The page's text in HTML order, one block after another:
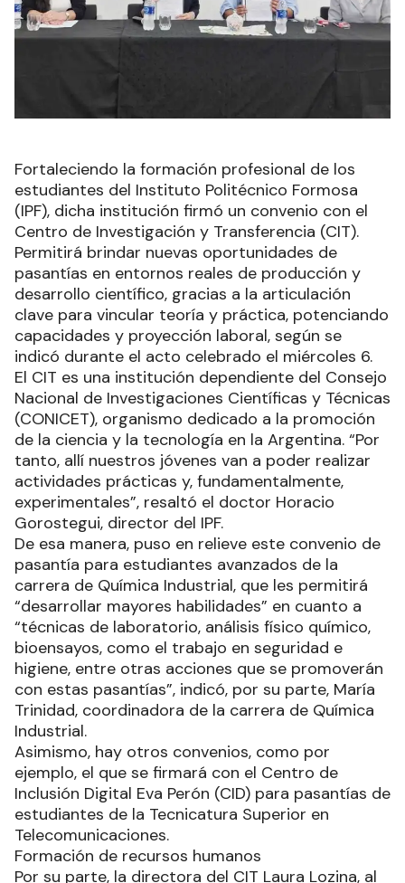
Fortaleciendo la formación profesional de los
estudiantes del Instituto Politécnico Formosa
(IPF), dicha institución firmó un convenio con el
Centro de Investigación y Transferencia (CIT).
Permitirá brindar nuevas oportunidades de
pasantías en entornos reales de producción y
desarrollo científico, gracias a la articulación
clave para vincular teoría y práctica, potenciando
capacidades y proyección laboral, según se
indicó durante el acto celebrado el miércoles 6.
El CIT es una institución dependiente del Consejo
Nacional de Investigaciones Científicas y Técnicas
(CONICET), organismo dedicado a la promoción
de la ciencia y la tecnología en la Argentina. “Por
tanto, allí nuestros jóvenes van a poder realizar
actividades prácticas y, fundamentalmente,
experimentales”, resaltó el doctor Horacio
Gorostegui, director del IPF.
De esa manera, puso en relieve este convenio de
pasantía para estudiantes avanzados de la
carrera de Química Industrial, que les permitirá
“desarrollar mayores habilidades” en cuanto a
“técnicas de laboratorio, análisis físico químico,
bioensayos, como el trabajo en seguridad e
higiene, entre otras acciones que se promoverán
con estas pasantías”, indicó, por su parte, María
Trinidad, coordinadora de la carrera de Química
Industrial.
Asimismo, hay otros convenios, como por
ejemplo, el que se firmará con el Centro de
Inclusión Digital Eva Perón (CID) para pasantías de
estudiantes de la Tecnicatura Superior en
Telecomunicaciones.
Formación de recursos humanos
Por su parte, la directora del CIT Laura Lozina, al